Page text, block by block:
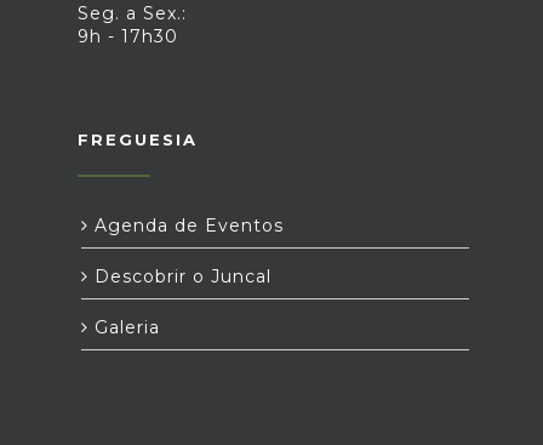
Seg. a Sex.:
9h - 17h30
FREGUESIA
Agenda de Eventos
Descobrir o Juncal
Galeria